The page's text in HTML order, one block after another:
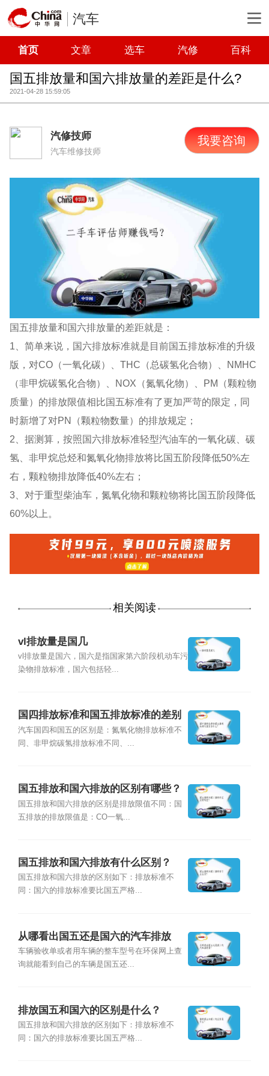
汽车
首页 文章 选车 汽修 百科
国五排放量和国六排放量的差距是什么?
2021-04-28 15:59:05
汽修技师
汽车维修技师
我要咨询
国五排放量和国六排放量的差距就是：
1、简单来说，国六排放标准就是目前国五排放标准的升级
版，对CO（一氧化碳）、THC（总碳氢化合物）、NMHC
（非甲烷碳氢化合物）、NOX（氮氧化物）、PM（颗粒物
质量）的排放限值相比国五标准有了更加严苛的限定，同
时新增了对PN（颗粒物数量）的排放规定；
2、据测算，按照国六排放标准轻型汽油车的一氧化碳、碳
氢、非甲烷总烃和氮氧化物排放将比国五阶段降低50%左
右，颗粒物排放降低40%左右；
3、对于重型柴油车，氮氧化物和颗粒物将比国五阶段降低
60%以上。
相关阅读
vl排放量是国几
vl排放量是国六，国六是指国家第六阶段机动车污
染物排放标准，国六包括轻...
国四排放标准和国五排放标准的差别
是什么？
汽车国四和国五的区别是：氮氧化物排放标准不
同、非甲烷碳氢排放标准不同、...
国五排放和国六排放的区别有哪些？
国五排放和国六排放的区别是排放限值不同：国
五排放的排放限值是：CO一氧...
国五排放和国六排放有什么区别？
国五排放和国六排放的区别如下：排放标准不
同：国六的排放标准要比国五严格...
从哪看出国五还是国六的汽车排放
量？
车辆验收单或者用车辆的整车型号在环保网上查
询就能看到自己的车辆是国五还...
排放国五和国六的区别是什么？
国五排放和国六排放的区别如下：排放标准不
同：国六的排放标准要比国五严格...